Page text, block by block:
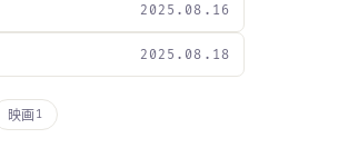
2025.08.16
2025.08.18
映画1